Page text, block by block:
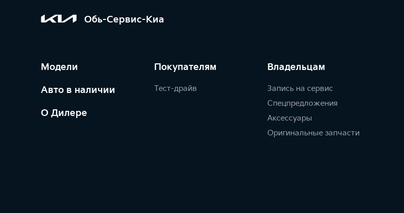
Обь-Сервис-Киа
Модели
Авто в наличии
О Дилере
Покупателям
Тест-драйв
Владельцам
Запись на сервис
Спецпредложения
Аксессуары
Оригинальные запчасти